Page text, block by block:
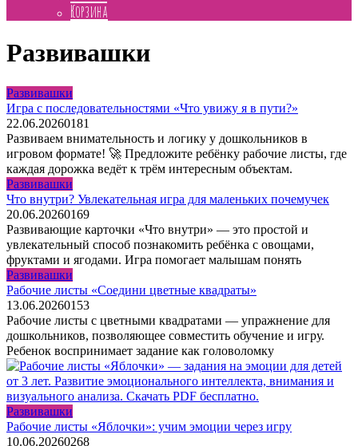
Корзина
Развивашки
Развивашки
Игра с последовательностями «Что увижу я в пути?»
22.06.20260181
Развиваем внимательность и логику у дошкольников в
игровом формате! 🚀 Предложите ребёнку рабочие листы, где
каждая дорожка ведёт к трём интересным объектам.
Развивашки
Что внутри? Увлекательная игра для маленьких почемучек
20.06.20260169
Развивающие карточки «Что внутри» — это простой и
увлекательный способ познакомить ребёнка с овощами,
фруктами и ягодами. Игра помогает малышам понять
Развивашки
Рабочие листы «Соедини цветные квадраты»
13.06.20260153
Рабочие листы с цветными квадратами — упражнение для
дошкольников, позволяющее совместить обучение и игру.
Ребенок воспринимает задание как головоломку
Развивашки
Рабочие листы «Яблочки»: учим эмоции через игру
10.06.20260268